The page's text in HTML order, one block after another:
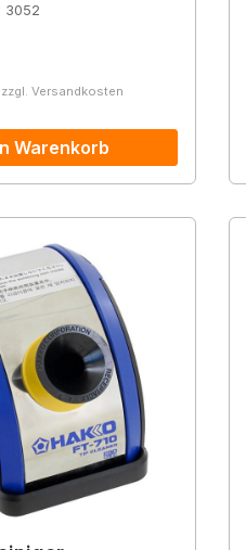
3052
Versandkosten
Warenkorb